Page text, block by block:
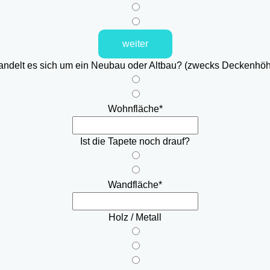
weiter
es sich um ein Neubau oder Altbau? (zwecks
Wohnfläche*
Ist die Tapete noch drauf?
Wandfläche*
Holz / Metall